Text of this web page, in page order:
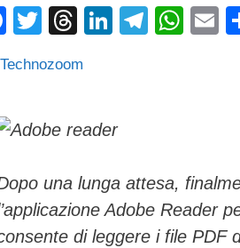
F
c
b
o
k
T
tt
T
e
d
Li
dI
T
W
p
E
una lunga attesa,
Adobe Reader
di leggere i file PDF